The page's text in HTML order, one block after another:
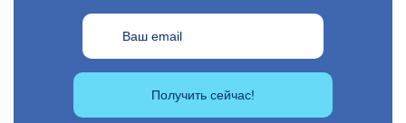
Получить сейчас!